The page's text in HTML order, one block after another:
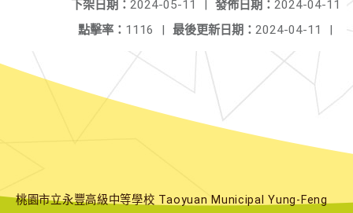
發佈日期： 2024-04-11
下架日期： 2024-05-11
|
最後更新日期： 2024-04-11 |
點擊率： 1116 |
桃園市立永豐高級中等學校 Taoyuan Municipal Yung-Feng